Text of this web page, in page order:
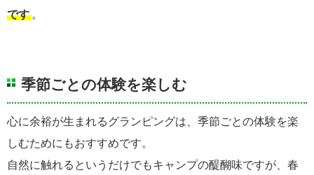
です 。
季節ごとの体験を楽しむ
心に余裕が生まれるグランピングは、季節ごとの体験を楽
しむためにもおすすめです。
自然に触れるというだけでもキャンプの醍醐味ですが、春